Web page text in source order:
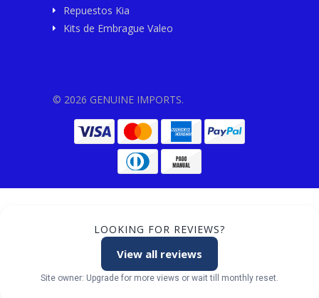
Repuestos Kia
Kits de Embrague Valeo
© 2026 GENUINE IMPORTS.
LOOKING FOR REVIEWS?
View all reviews
Site owner: Upgrade for more views or wait till monthly reset.